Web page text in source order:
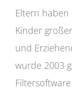
Eltern
Kinder
und
wurde 2003